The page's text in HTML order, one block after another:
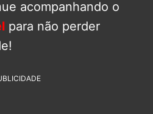
acompanhando o
para não perder